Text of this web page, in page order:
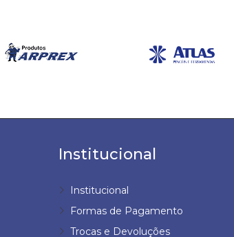
Institucional
Institucional
Formas de Pagamento
Trocas e Devoluções